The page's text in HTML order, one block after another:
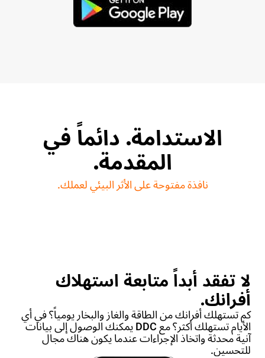
الاستدامة. دائماً في
المقدمة.
نافذة مفتوحة على الأثر البيئي لعملك.
لا تفقد أبداً متابعة استهلاك
أفرانك.
كم تستهلك أفرانك من الطاقة والغاز والبخار يومياً؟ في أي
الأيام تستهلك أكثر؟ مع DDC يمكنك الوصول إلى بيانات
آنية محدثة واتخاذ الإجراءات عندما يكون هناك مجال
للتحسين.